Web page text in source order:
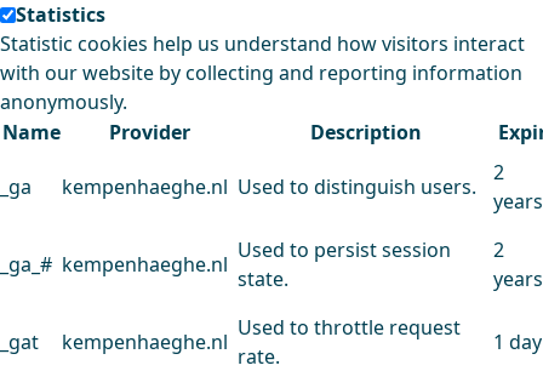
Statistics
Statistic cookies help us understand how visitors interact
with our website by collecting and reporting information
anonymously.
Name
Provider Description
_ga kempenhaeghe.nl Used to distinguish users.
2
years
_ga_# kempenhaeghe.nl
Used to persist session
state.
2
years
_gat kempenhaeghe.nl
Used to throttle request
rate.
1 day